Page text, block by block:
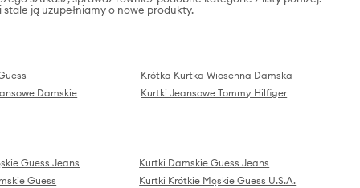
ją uzupełniamy o nowe produkty.
Krótka Kurtka Wiosenna Damska
Damskie
Kurtki Jeansowe Tommy Hilfiger
Guess Jeans
Kurtki Damskie Guess Jeans
Guess
Kurtki Krótkie Męskie Guess U.S.A.